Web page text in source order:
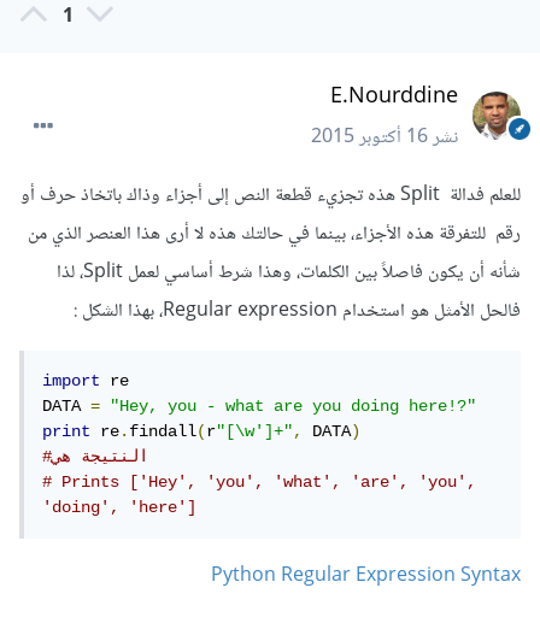
1
E.Nourddine
نشر16 أكتوبر 2015
للعلم فدالة Split هذه تجزيء قطعة النص إلى أجزاء وذاك باتخاذ حرف أو
رقم للتفرقة هذه الأجزاء، بينما في حالتك هذه لا أرى هذا العنصر الذي من
شأنه أن يكون فاصلاً بين الكلمات، وهذا شرط أساسي لعمل Split، لذا
فالحل الأمثل هو استخدام Regular expression، بهذا الشكل :
import
re
DATA =
"Hey, you - what are you doing here!?"
print
re.findall(r"[\w']+", DATA)
# Prints ['Hey', 'you', 'what', 'are', 'you',
'doing', 'here']
Python Regular Expression Syntax